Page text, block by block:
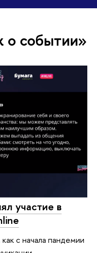
о событии»
участие в
с начала пандемии